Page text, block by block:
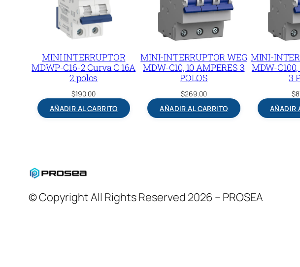
c
a
n
t
i
a
d
MINI INTERRUPTOR
MDWP-C16-2 Curva C 16A
2 polos
$190.00
AÑADIR AL CARRITO
MINI-INTERRUPTOR WEG
MDW-C10, 10 AMPERES 3
POLOS
$269.00
AÑADIR AL CARRITO
MINI-
MDW-
3
$
AÑADIR
© Copyright All Rights Reserved 2026 – PROSEA